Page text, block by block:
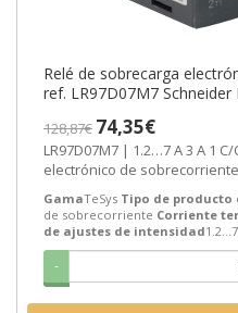
Relé de sobrecarga
ref. LR97D07M7 Schneider
128,87€ 74,35€
LR97D07M7 | 1.2…7 A 3 A 1
electrónico de
GamaTeSys Tipo de producto
de sobrecorriente Corriente
de ajustes de intensidad
-